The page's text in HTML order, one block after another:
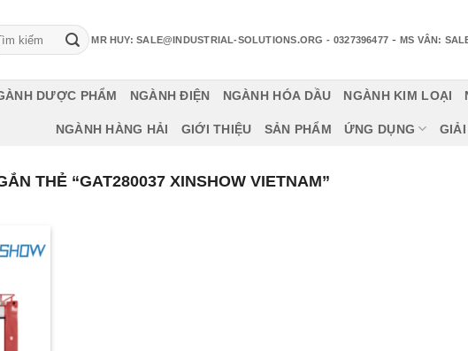
MR HUY: SALE@INDUSTRIAL-SOLUTIONS.ORG - 0327396477 -MS VÂN:
DƯỢC PHẨM NGÀNH ĐIỆN NGÀNH HÓA DẦU NGÀNH KIM LOẠI
NGÀNH HÀNG HẢI GIỚI THIỆU SẢN PHẨM ỨNG DỤNG
THẺ “GAT280037 XINSHOW VIETNAM”